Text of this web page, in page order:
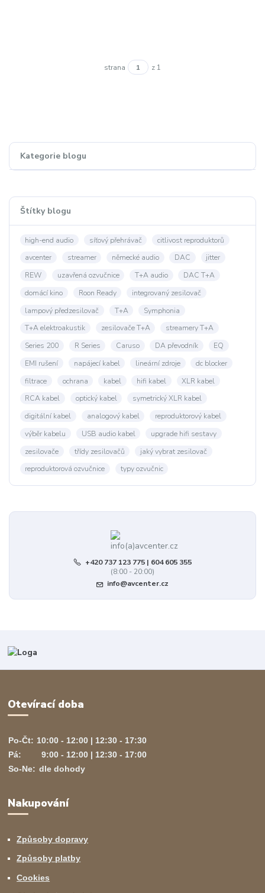
Kategorie blogu
Štítky blogu
high-end audio síťový přehrávač
citlivost reproduktorů
avcenter
streamer německé audio DAC
jitter
REW
uzavřená ozvučnice T+A audio
DAC T+A
domácí kino
Roon Ready
integrovaný zesilovač
lampový předzesilovač
T+A
Symphonia
T+A elektroakustik
zesilovače T+A
streamery T+A
Series 200
R Series Caruso DA převodník
EQ
EMI rušení
napájecí kabel lineární zdroje
dc blocker
filtrace
ochrana kabel hifi kabel
XLR kabel
RCA kabel
optický kabel
symetrický XLR kabel
digitální kabel
analogový kabel
reproduktorový kabel
výběr kabelu
USB audio kabel
upgrade hifi sestavy
zesilovače
třídy zesilovačů
jaký vybrat zesilovač
reproduktorová ozvučnice
typy ozvučnic
+420 737 123 775 | 604 605 355
(8:00 - 20:00)
info@avcenter.cz
strana z 1
Otevírací doba
Po-Čt: 10:00 - 12:00 | 12:30 - 17:30
Pá:
9:00 - 12:00 | 12:30 - 17:00
So-Ne: dle dohody
Nakupování
Způsoby dopravy
Způsoby platby
Cookies